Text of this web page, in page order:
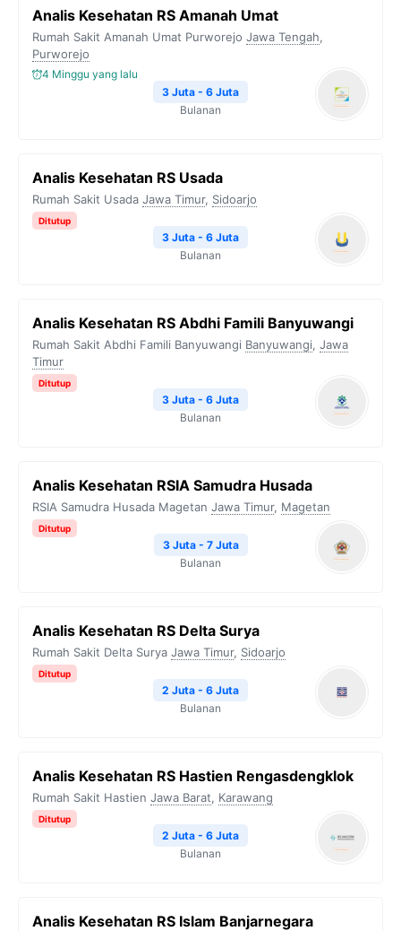
Analis Kesehatan RS Amanah Umat
Rumah Sakit Amanah Umat Purworejo Jawa Tengah,
Purworejo
4 Minggu yang lalu
3 Juta - 6 Juta
Bulanan
Analis Kesehatan RS Usada
Rumah Sakit Usada Jawa Timur, Sidoarjo
Ditutup
3 Juta - 6 Juta
Bulanan
Analis Kesehatan RS Abdhi Famili Banyuwangi
Rumah Sakit Abdhi Famili Banyuwangi Banyuwangi, Jawa
Timur
Ditutup
3 Juta - 6 Juta
Bulanan
Analis Kesehatan RSIA Samudra Husada
RSIA Samudra Husada Magetan Jawa Timur, Magetan
Ditutup
3 Juta - 7 Juta
Bulanan
Analis Kesehatan RS Delta Surya
Rumah Sakit Delta Surya Jawa Timur, Sidoarjo
Ditutup
2 Juta - 6 Juta
Bulanan
Analis Kesehatan RS Hastien Rengasdengklok
Rumah Sakit Hastien Jawa Barat, Karawang
Ditutup
2 Juta - 6 Juta
Bulanan
Analis Kesehatan RS Islam Banjarnegara